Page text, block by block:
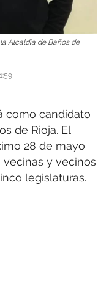
Alcaldía de Baños de
como candidato
de Rioja. El
28 de mayo
y vecinos
legislaturas.